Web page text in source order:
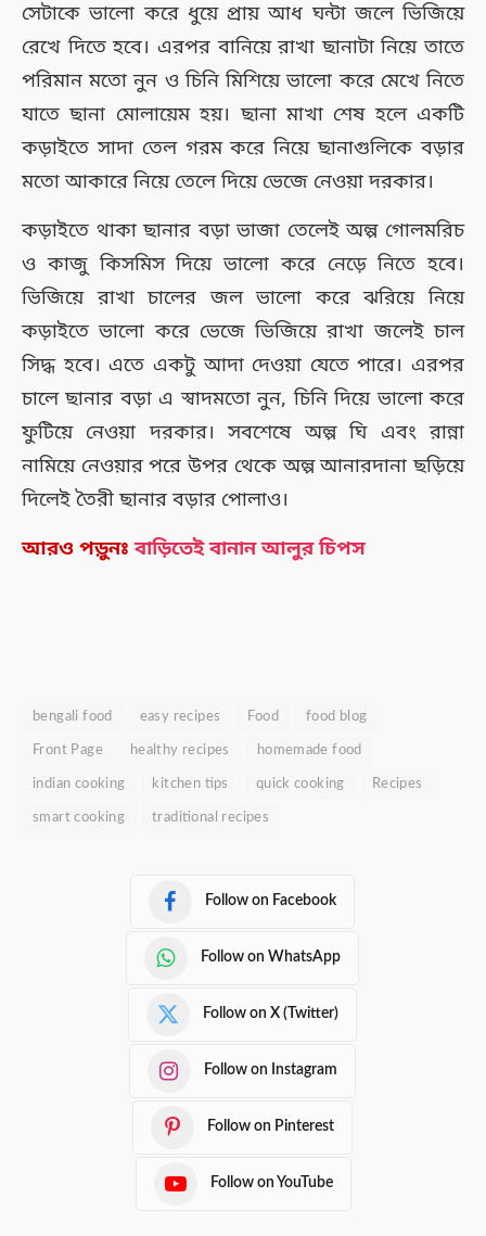
সেটাকে ভালো করে ধুয়ে প্রায় আধ ঘন্টা জলে ভিজিয়ে
রেখে দিতে হবে। এরপর বানিয়ে রাখা ছানাটা নিয়ে তাতে
পরিমান মতো নুন ও চিনি মিশিয়ে ভালো করে মেখে নিতে
যাতে ছানা মোলায়েম হয়। ছানা মাখা শেষ হলে একটি
কড়াইতে সাদা তেল গরম করে নিয়ে ছানাগুলিকে বড়ার
মতো আকারে নিয়ে তেলে দিয়ে ভেজে নেওয়া দরকার।
কড়াইতে থাকা ছানার বড়া ভাজা তেলেই অল্প গোলমরিচ
ও কাজু কিসমিস দিয়ে ভালো করে নেড়ে নিতে হবে।
ভিজিয়ে রাখা চালের জল ভালো করে ঝরিয়ে নিয়ে
কড়াইতে ভালো করে ভেজে ভিজিয়ে রাখা জলেই চাল
সিদ্ধ হবে। এতে একটু আদা দেওয়া যেতে পারে। এরপর
চালে ছানার বড়া এ স্বাদমতো নুন, চিনি দিয়ে ভালো করে
ফুটিয়ে নেওয়া দরকার। সবশেষে অল্প ঘি এবং রান্না
নামিয়ে নেওয়ার পরে উপর থেকে অল্প আনারদানা ছড়িয়ে
দিলেই তৈরীছানার বড়ার পোলাও।
আরও পড়ুনঃ বাড়িতেই বানান আলুর চিপস
bengali food easy recipes Food food blog
Front Page healthy recipes homemade food
indian cooking kitchen tips quick cooking Recipes
smart cooking traditional recipes
Follow on Facebook
Follow on WhatsApp
Follow on X (Twitter)
Follow on Instagram
Follow on Pinterest
Follow on YouTube